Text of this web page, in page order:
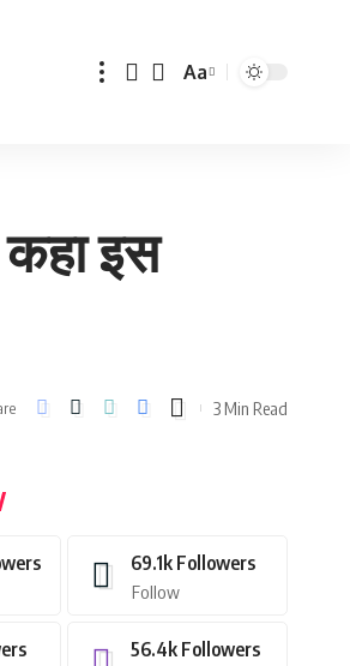
Font
Aa
इस
3 Min Read
69.1k Followers
Follow
56.4k Followers